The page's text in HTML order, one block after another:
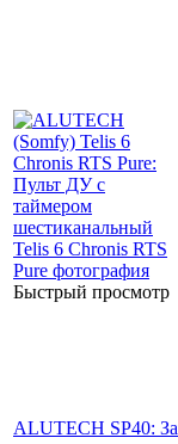
Быстрый просмотр
ALUTECH SP40: